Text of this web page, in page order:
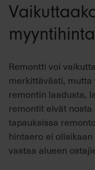
Remontti voi
merkittävästi,
remontin laadusta,
remontit eivät
tapauksissa
hintaero ei
vastaa alueen